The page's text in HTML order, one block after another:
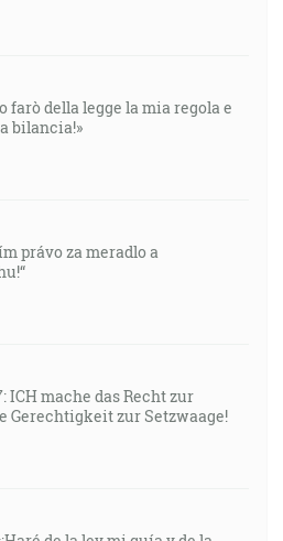
farò della legge la mia regola e
bilancia!»
právo za meradlo a
ICH mache das Recht zur
Gerechtigkeit zur Setzwaage!